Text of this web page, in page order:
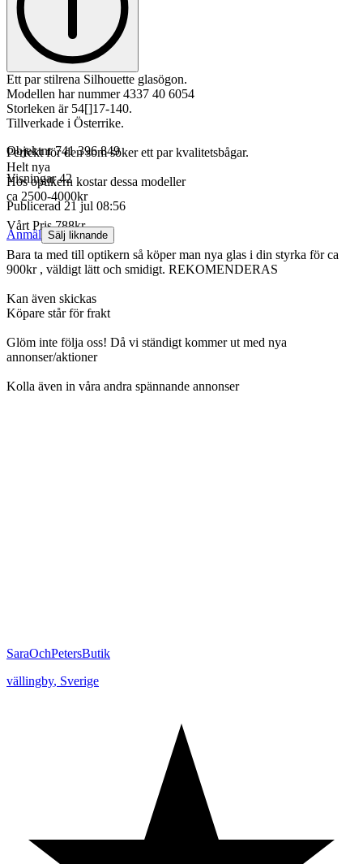
Ett par stilrena Silhouette glasögon.
Modellen har nummer 4337 40 6054
Storleken är 54[]17-140.
Tillverkade i Österrike.
Perfekt för den som söker ett par kvalitetsbågar.
Helt nya
Hos optikern kostar dessa modeller
ca 2500-4000kr
Vårt Pris 788kr
Bara ta med till optikern så köper man nya glas i din styrka för ca
900kr , väldigt lätt och smidigt. REKOMENDERAS
Kan även skickas
Köpare står för frakt
Glöm inte följa oss! Då vi ständigt kommer ut med nya
annonser/aktioner
Kolla även in våra andra spännande annonser
Objektnr 741 396 849
Visningar 42
Publicerad 21 jul 08:56
Anmäl Sälj liknande
SaraOchPetersButik
vällingby, Sverige